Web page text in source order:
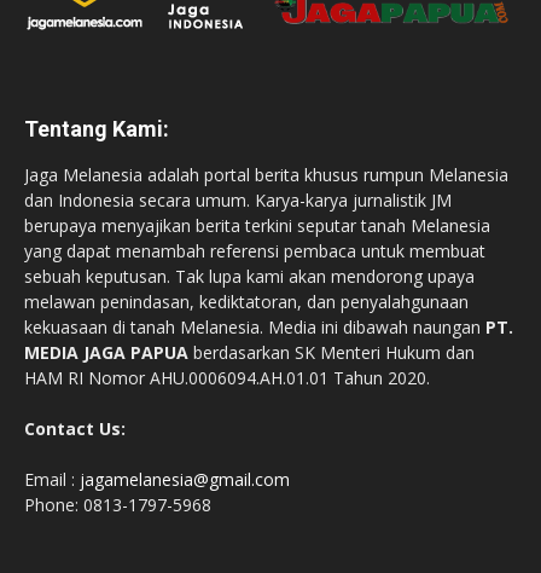
Tentang Kami:
Jaga Melanesia adalah portal berita khusus rumpun Melanesia
dan Indonesia secara umum. Karya-karya jurnalistik JM
berupaya menyajikan berita terkini seputar tanah Melanesia
yang dapat menambah referensi pembaca untuk membuat
sebuah keputusan. Tak lupa kami akan mendorong upaya
melawan penindasan, kediktatoran, dan penyalahgunaan
kekuasaan di tanah Melanesia. Media ini dibawah naungan PT.
MEDIA JAGA PAPUA berdasarkan SK Menteri Hukum dan
HAM RI Nomor AHU.0006094.AH.01.01 Tahun 2020.
Contact Us:
Email : jagamelanesia@gmail.com
Phone: 0813-1797-5968